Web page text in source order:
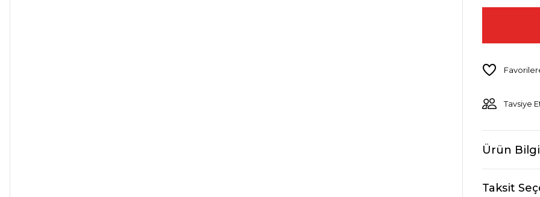
Tavsiye
Ürün
Taksit